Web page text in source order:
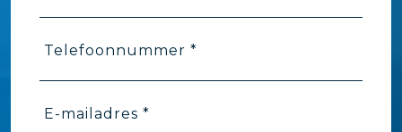
Telefoonnummer *
E-mailadres *